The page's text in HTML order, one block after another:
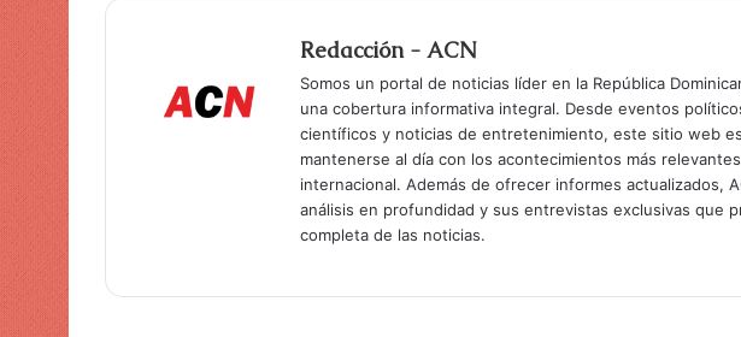
Redacción - ACN
Somos un portal de noticias líder en la República
una cobertura informativa integral. Desde eventos
científicos y noticias de entretenimiento, este sitio web
mantenerse al día con los acontecimientos más
internacional. Además de ofrecer informes actualizados,
análisis en profundidad y sus entrevistas exclusivas que
completa de las noticias.